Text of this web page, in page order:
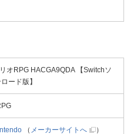
オRPG HACGA9QDA 【Switchソ
ード版】
（ メーカーサイトへ ）